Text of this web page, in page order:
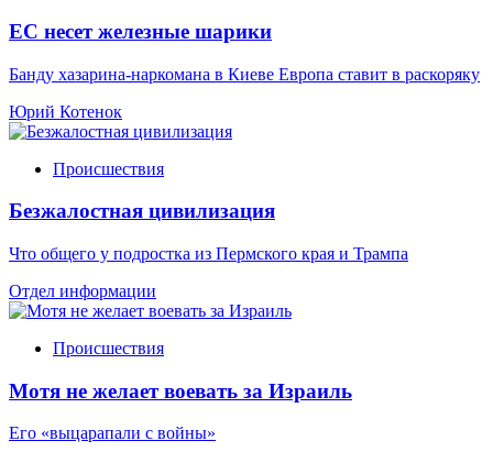
ЕС несет железные шарики
Банду хазарина-наркомана в Киеве Европа ставит в раскоряку
Юрий Котенок
Происшествия
Безжалостная цивилизация
Что общего у подростка из Пермского края и Трампа
Отдел информации
Происшествия
Мотя не желает воевать за Израиль
Его «выцарапали с войны»